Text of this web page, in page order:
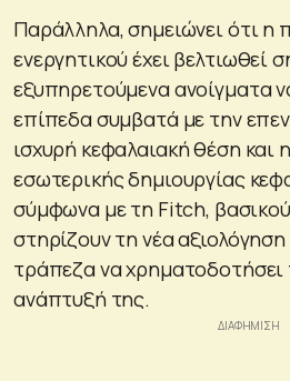
Παράλληλα, σημειώνει ότι η
ενεργητικού έχει βελτιωθεί
εξυπηρετούμενα ανοίγματα
επίπεδα συμβατά με την
ισχυρή κεφαλαιακή θέση και
εσωτερικής δημιουργίας
σύμφωνα με τη Fitch,
στηρίζουν τη νέα
τράπεζα να χρηματοδοτήσει
ανάπτυξή της.